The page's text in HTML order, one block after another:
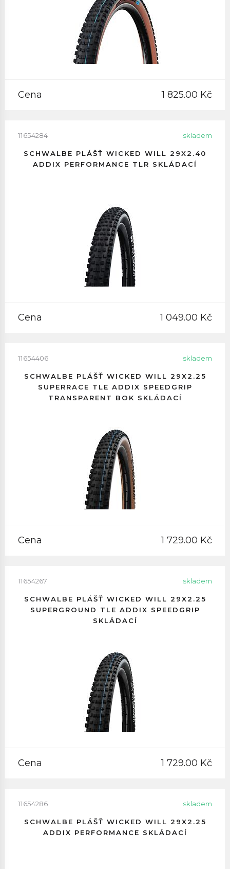
Cena 1 825.00 Kč
11654284 skladem
SCHWALBE PLÁŠŤ WICKED WILL 29X2.40
ADDIX PERFORMANCE TLR SKLÁDACÍ
Cena 1 049.00 Kč
11654406 skladem
SCHWALBE PLÁŠŤ WICKED WILL 29X2.25
SUPERRACE TLE ADDIX SPEEDGRIP
TRANSPARENT BOK SKLÁDACÍ
Cena 1 729.00 Kč
11654267 skladem
SCHWALBE PLÁŠŤ WICKED WILL 29X2.25
SUPERGROUND TLE ADDIX SPEEDGRIP
SKLÁDACÍ
Cena 1 729.00 Kč
11654286 skladem
SCHWALBE PLÁŠŤ WICKED WILL 29X2.25
ADDIX PERFORMANCE SKLÁDACÍ